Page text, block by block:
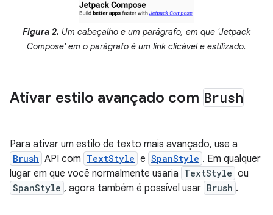
Figura 2. Um cabeçalho e um parágrafo, em que 'Jetpack
Compose' em o parágrafo é um link clicável e estilizado.
Ativar estilo avançado com Brush
Para ativar um estilo de texto mais avançado, use a
Brush API com TextStyle e SpanStyle . Em qualquer
lugar em que você normalmente usaria TextStyle ou
SpanStyle , agora também é possível usar Brush .